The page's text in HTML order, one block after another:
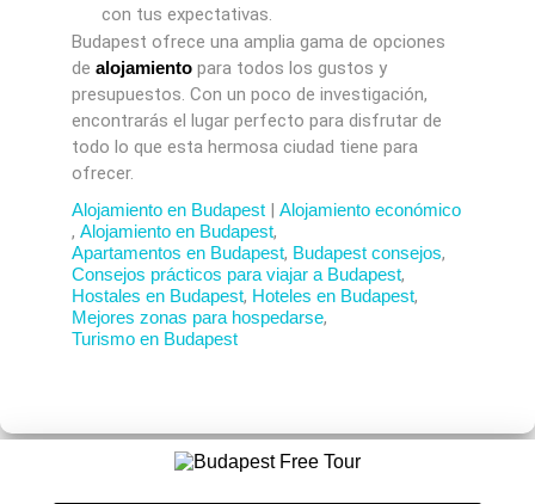
con tus expectativas.
Budapest ofrece una amplia gama de opciones
de alojamientopara todos los gustos y
presupuestos. Con un poco de investigación,
encontrarás el lugar perfecto para disfrutar de
todo lo que esta hermosa ciudad tiene para
ofrecer.
Alojamiento en Budapest| Alojamiento económico
, Alojamiento en Budapest,
Apartamentos en Budapest, Budapest consejos,
Consejos prácticos para viajar a Budapest,
Hostales en Budapest, Hoteles en Budapest,
Mejores zonas para hospedarse,
Turismo en Budapest